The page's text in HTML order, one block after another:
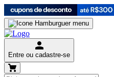
Entre ou cadastre-se